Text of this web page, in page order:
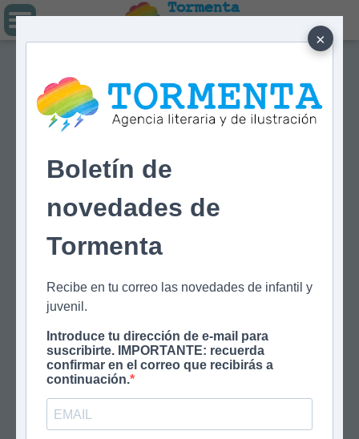
×
Boletín de
novedades de
Tormenta
Recibe en tu correo las novedades de infantil y
juvenil.
Introduce tu dirección de e-mail para
suscribirte. IMPORTANTE: recuerda
confirmar en el correo que recibirás a
continuación.
Tormenta